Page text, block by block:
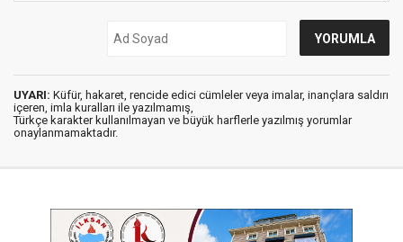
UYARI: Küfür, hakaret, rencide edici cümleler veya imalar, inançlara saldırı
içeren, imla kuralları ile yazılmamış,
Türkçe karakter kullanılmayan ve büyük harflerle yazılmış yorumlar
onaylanmamaktadır.